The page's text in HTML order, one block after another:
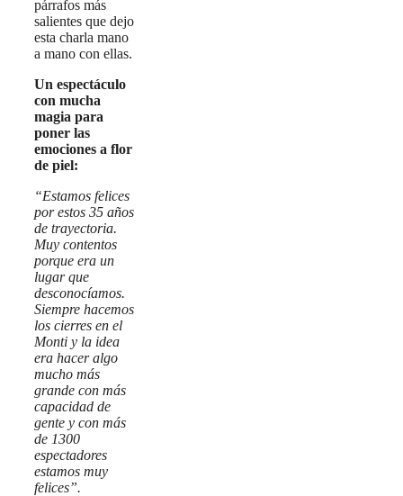
párrafos más
salientes que dejo
esta charla mano
a mano con ellas.
Un espectáculo
con mucha
magia para
poner las
emociones a flor
de piel:
“Estamos felices
por estos 35 años
de trayectoria.
Muy contentos
porque era un
lugar que
desconocíamos.
Siempre hacemos
los cierres en el
Monti y la idea
era hacer algo
mucho más
grande con más
capacidad de
gente y con más
de 1300
espectadores
estamos muy
felices”.